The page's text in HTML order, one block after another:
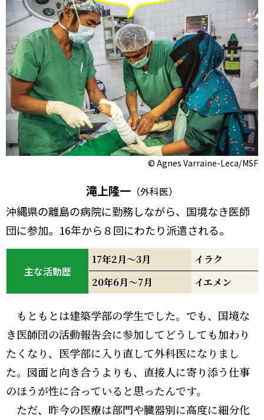
© Agnes Varraine-Leca/MSF
滝上隆一 （外科医）
沖縄県の離島の病院に勤務しながら、国境なき医師
団に参加。16年から８回にわたり派遣される。
主な活動歴
17年2月～3月
イラク
20年6月～7月
イエメン
もともとは建築学部の学生でした。でも、国境な
き医師団の活動報告会に参加してどうしても加わり
たくなり、医学部に入り直して外科医になりまし
た。図面と向き合うよりも、直接人に寄り添う仕事
のほうが性に合っていると思ったんです。
ただ、昨今の医療は部門や臓器別に高度に細分化